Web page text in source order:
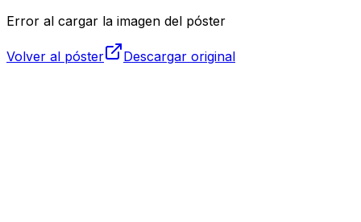
Error al cargar la imagen del póster
Volver al póster Descargar original